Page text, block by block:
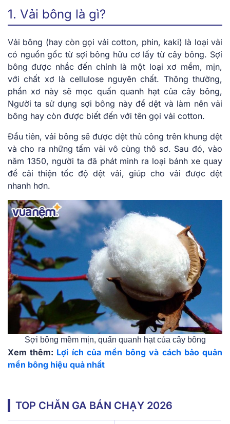
1. Vải bông là gì?
Vải bông (hay còn gọi vải cotton, phin, kaki) là loại vải
có nguồn gốc từ sợi bông hữu cơ lấy từ cây bông. Sợi
bông được nhắc đến chính là một loại xơ mềm, mịn,
với chất xơ là cellulose nguyên chất. Thông thường,
phần xơ này sẽ mọc quấn quanh hạt của cây bông,
Người ta sử dụng sợi bông này để dệt và làm nên vải
bông hay còn được biết đến với tên gọi vải cotton.
Đầu tiên, vải bông sẽ được dệt thủ công trên khung dệt
và cho ra những tấm vải vô cùng thô sơ. Sau đó, vào
năm 1350, người ta đã phát minh ra loại bánh xe quay
để cải thiện tốc độ dệt vải, giúp cho vải được dệt
nhanh hơn.
Sợi bông mềm mịn, quấn quanh hạt của cây bông
Xem thêm: Lợi ích của mền bông và cách bảo quản
mền bông hiệu quả nhất
TOP CHĂN GA BÁN CHẠY 2026